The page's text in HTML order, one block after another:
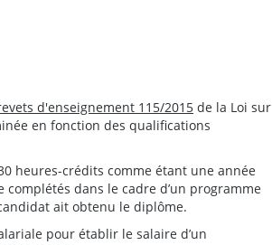
d'enseignement 115/2015 de la Loi sur
en fonction des qualifications
heures-crédits comme étant une année
dans le cadre d’un programme
ait obtenu le diplôme.
pour établir le salaire d’un